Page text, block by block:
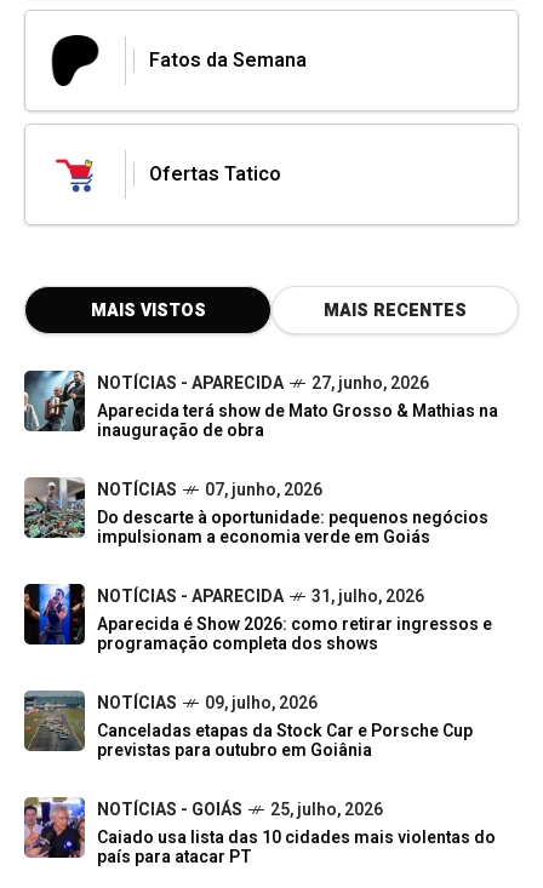
Fatos da Semana
Ofertas Tatico
MAIS VISTOS MAIS RECENTES
NOTÍCIAS - APARECIDA
27, junho, 2026
Aparecida terá show de Mato Grosso & Mathias na
inauguração de obra
NOTÍCIAS
07, junho, 2026
Do descarte à oportunidade: pequenos negócios
impulsionam a economia verde em Goiás
NOTÍCIAS - APARECIDA
31, julho, 2026
Aparecida é Show 2026: como retirar ingressos e
programação completa dos shows
NOTÍCIAS
09, julho, 2026
Canceladas etapas da Stock Car e Porsche Cup
previstas para outubro em Goiânia
NOTÍCIAS - GOIÁS
25, julho, 2026
Caiado usa lista das 10 cidades mais violentas do
país para atacar PT